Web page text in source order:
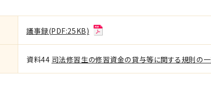
議事録(PDF:25KB)
資料44 司法修習生の修習資金の貸与等に関する規則の